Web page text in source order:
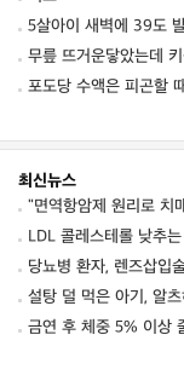
5살아이 새벽에 39도
무릎 뜨거운닿았는데
포도당 수액은 피곤할
최신뉴스
LDL 콜레스테롤 낮추
당뇨병 환자, 렌즈삽입
설탕 덜 먹은 아기, 알
금연 후 체중 5% 이상